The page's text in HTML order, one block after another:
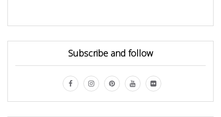
Subscribe and follow